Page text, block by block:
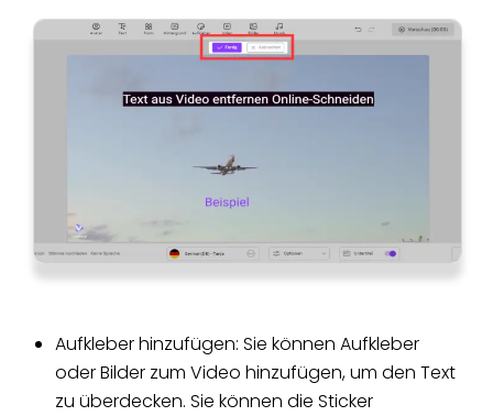
Aufkleber hinzufügen: Sie können Aufkleber
oder Bilder zum Video hinzufügen, um den Text
zu überdecken. Sie können die Sticker